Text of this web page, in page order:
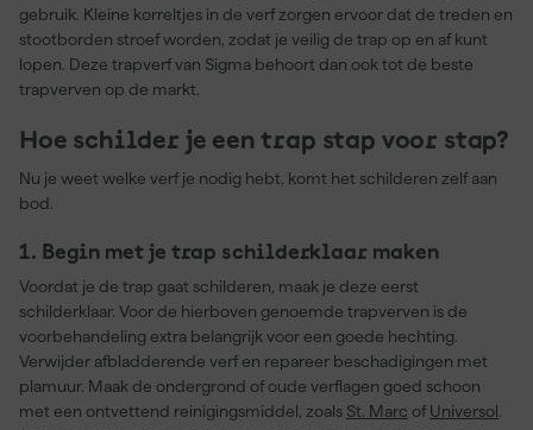
gebruik. Kleine korreltjes in de verf zorgen ervoor dat de treden en
stootborden stroef worden, zodat je veilig de trap op en af kunt
lopen. Deze trapverf van Sigma behoort dan ook tot de beste
trapverven op de markt.
Hoe schilder je een trap stap voor stap?
Nu je weet welke verf je nodig hebt, komt het schilderen zelf aan
bod.
1. Begin met je trap schilderklaar maken
Voordat je de trap gaat schilderen, maak je deze eerst
schilderklaar. Voor de hierboven genoemde trapverven is de
voorbehandeling extra belangrijk voor een goede hechting.
Verwijder afbladderende verf en repareer beschadigingen met
plamuur. Maak de ondergrond of oude verflagen goed schoon
met een ontvettend reinigingsmiddel, zoals St. Marc of Universol.